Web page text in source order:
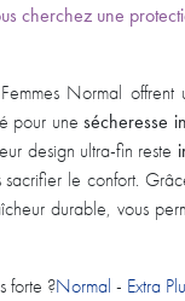
cherchez une
Normal
pour unesécheresse
design ultra-fin reste
sacrifier le confort.
durable, vous
forte ?Normal - Extra